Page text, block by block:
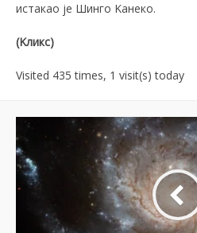
истакао је Шинго Kанеко.
(Kликс)
Visited 435 times, 1 visit(s) today